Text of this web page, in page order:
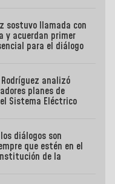
sostuvo llamada con
y acuerdan primer
para el diálogo
analizó
planes de
Sistema Eléctrico
diálogos son
que estén en el
de la